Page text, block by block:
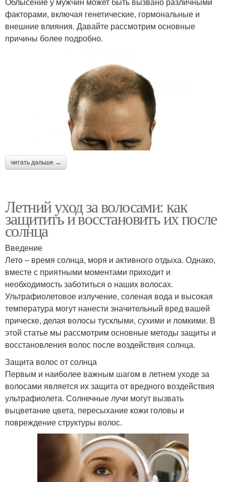
факторами, включая генетические, гормональные и
внешние влияния. Давайте рассмотрим основные
причины более подробно.
читать дальше →
Летний уход за волосами: как
защитить и восстановить их после
солнца
Введение
Лето – время солнца, моря и активного отдыха. Однако,
вместе с приятными моментами приходит и
необходимость заботиться о наших волосах.
Ультрафиолетовое излучение, соленая вода и высокая
температура могут нанести значительный вред вашей
прическе, делая волосы тусклыми, сухими и ломкими. В
этой статье мы рассмотрим основные методы защиты и
восстановления волос после воздействия солнца.
Защита волос от солнца
Первым и наиболее важным шагом в летнем уходе за
волосами является их защита от вредного воздействия
ультрафиолета. Солнечные лучи могут вызвать
выцветание цвета, пересыхание кожи головы и
повреждение структуры волос.